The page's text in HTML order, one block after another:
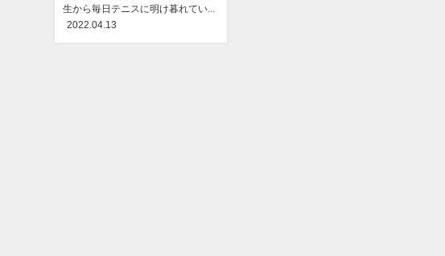
生から毎日テニスに明け暮れてい...
2022.04.13